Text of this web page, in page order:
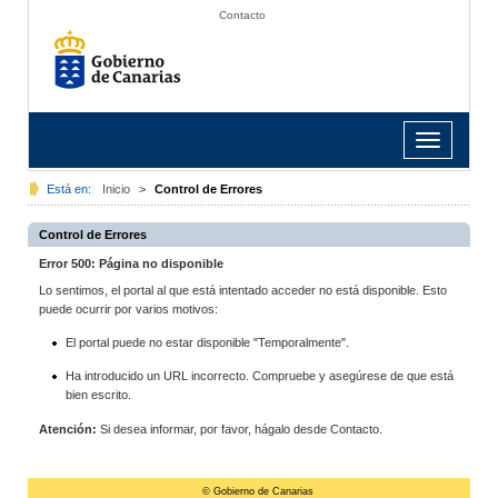
Contacto
Toggle
navigation
Está en: Inicio > Control de Errores
Control de Errores
Error 500: Página no disponible
Lo sentimos, el portal al que está intentado acceder no está disponible. Esto
puede ocurrir por varios motivos:
El portal puede no estar disponible "Temporalmente".
Ha introducido un URL incorrecto. Compruebe y asegúrese de que está
bien escrito.
Atención: Si desea informar, por favor, hágalo desde Contacto.
© Gobierno de Canarias